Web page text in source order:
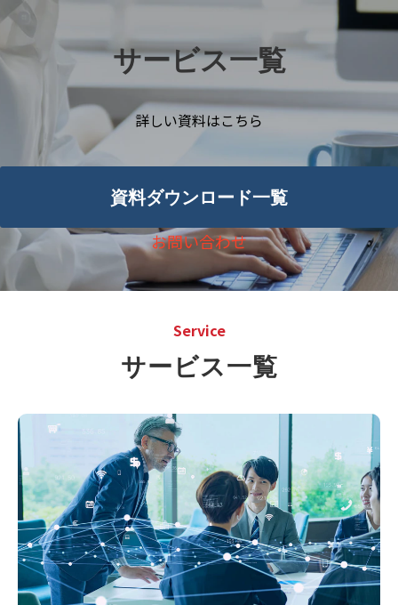
サービス一覧
詳しい資料はこちら
資料ダウンロード一覧
お問い合わせ
Service
サービス一覧